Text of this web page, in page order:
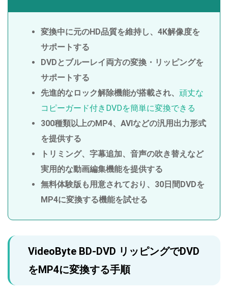
変換中に元のHD品質を維持し、4K解像度を
サポートする
DVDとブルーレイ両方の変換・リッピングを
サポートする
先進的なロック解除機能が搭載され、 頑丈な
コピーガード付きDVDを簡単に変換できる
300種類以上のMP4、AVIなどの汎用出力形式
を提供する
トリミング、字幕追加、音声の吹き替えなど
実用的な動画編集機能を提供する
無料体験版も用意されており、30日間DVDを
MP4に変換する機能を試せる
VideoByte BD-DVD リッピングでDVD
をMP4に変換する手順